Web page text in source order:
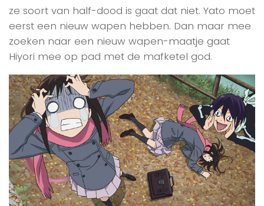
ze soort van half-dood is gaat dat niet. Yato moet
eerst een nieuw wapen hebben. Dan maar mee
zoeken naar een nieuw wapen-maatje gaat
Hiyori mee op pad met de mafketel god.